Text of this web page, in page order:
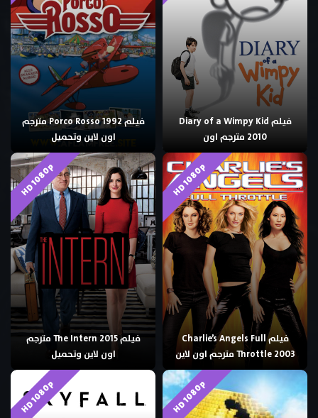
فيلم Diary of a Wimpy Kid
2010 مترجم اون
فيلم Porco Rosso 1992 مترجم
اون لاين وتحميل
HD 1080p
فيلم Charlie’s Angels Full
Throttle 2003 مترجم اون لاين
HD 1080p
فيلم The Intern 2015 مترجم
اون لاين وتحميل
HD 1080p
HD 1080p